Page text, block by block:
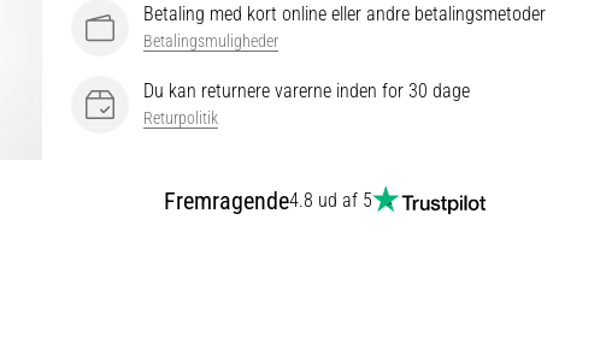
Betaling med kort online eller andre betalingsmetoder
Betalingsmuligheder
Du kan returnere varerne inden for 30 dage
Returpolitik
Fremragende4.8 ud af 5